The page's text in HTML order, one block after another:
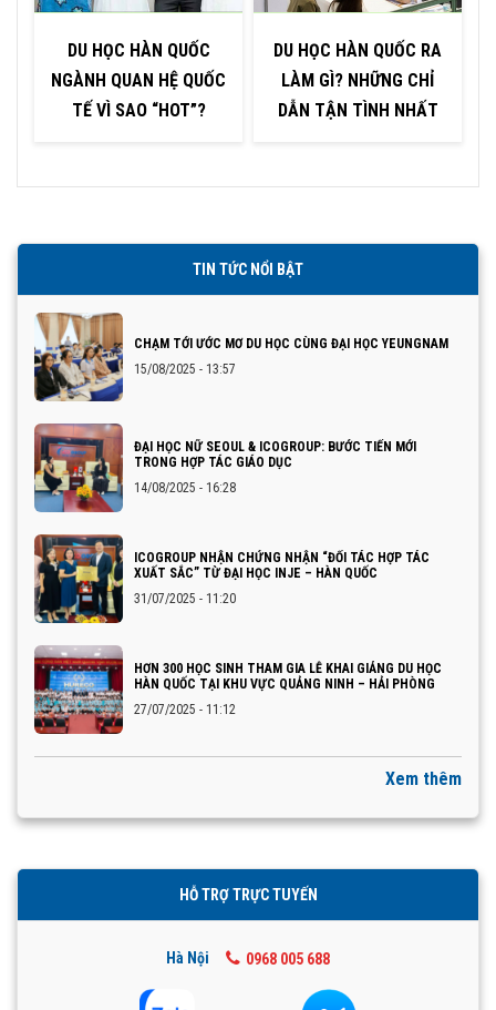
DU HỌC HÀN QUỐC
NGÀNH QUAN HỆ QUỐC
TẾ VÌ SAO “HOT”?
DU HỌC HÀN QUỐC RA
LÀM GÌ? NHỮNG CHỈ
DẪN TẬN TÌNH NHẤT
TIN TỨC NỔI BẬT
CHẠM TỚI ƯỚC MƠ DU HỌC CÙNG ĐẠI HỌC YEUNGNAM
15/08/2025 - 13:57
ĐẠI HỌC NỮ SEOUL & ICOGROUP: BƯỚC TIẾN MỚI
TRONG HỢP TÁC GIÁO DỤC
14/08/2025 - 16:28
ICOGROUP NHẬN CHỨNG NHẬN “ĐỐI TÁC HỢP TÁC
XUẤT SẮC” TỪ ĐẠI HỌC INJE – HÀN QUỐC
31/07/2025 - 11:20
HƠN 300 HỌC SINH THAM GIA LỄ KHAI GIẢNG DU HỌC
HÀN QUỐC TẠI KHU VỰC QUẢNG NINH – HẢI PHÒNG
27/07/2025 - 11:12
Xem thêm
HỖ TRỢ TRỰC TUYẾN
Hà Nội 0968 005 688